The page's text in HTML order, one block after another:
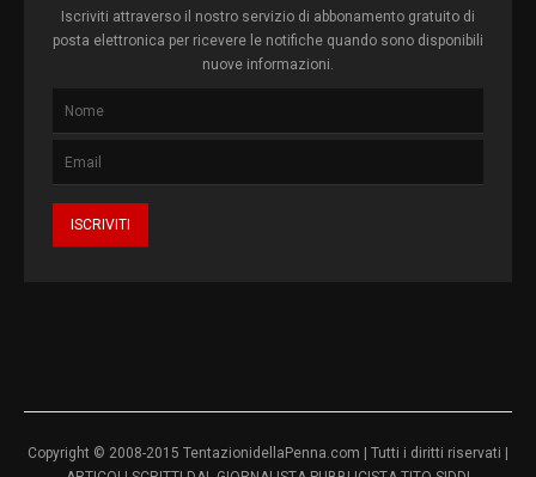
Iscriviti attraverso il nostro servizio di abbonamento gratuito di
posta elettronica per ricevere le notifiche quando sono disponibili
nuove informazioni.
Copyright © 2008-2015 TentazionidellaPenna.com | Tutti i diritti riservati |